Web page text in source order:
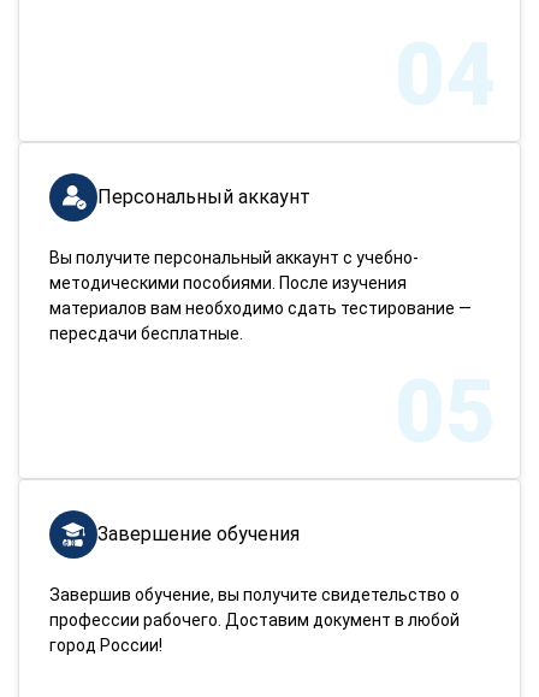
04
Персональный аккаунт
Вы получите персональный аккаунт с учебно-
методическими пособиями. После изучения
материалов вам необходимо сдать тестирование —
пересдачи бесплатные.
05
Завершение обучения
Завершив обучение, вы получите свидетельство о
профессии рабочего. Доставим документ в любой
город России!